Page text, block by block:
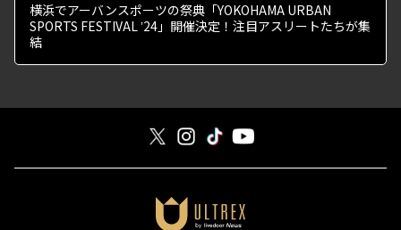
横浜でアーバンスポーツの祭典「YOKOHAMA URBAN
SPORTS FESTIVAL ʼ24」開催決定！注目アスリートたちが集
結